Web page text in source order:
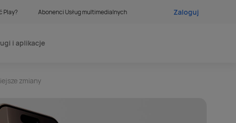
Play? Abonenci Usług multimedialnych Zaloguj
i aplikacje
zmiany